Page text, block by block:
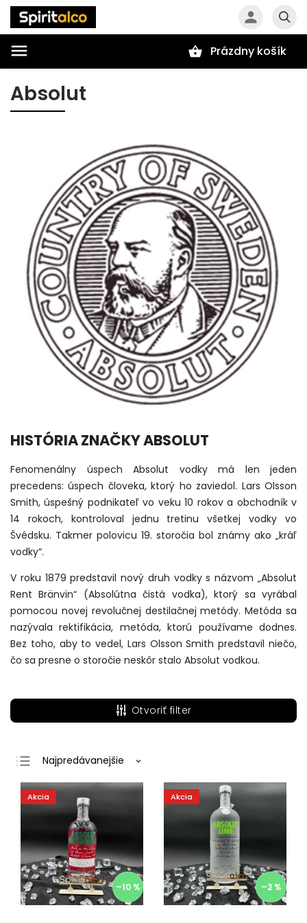
Prázdny košík
Absolut
HISTÓRIA ZNAČKY ABSOLUT
Fenomenálny úspech Absolut vodky má len jeden
precedens: úspech človeka, ktorý ho zaviedol. Lars Olsson
Smith, úspešný podnikateľ vo veku 10 rokov a obchodník v
14 rokoch, kontroloval jednu tretinu všetkej vodky vo
Švédsku. Takmer polovicu 19. storočia bol známy ako „kráľ
vodky“.
V roku 1879 predstavil nový druh vodky s názvom „Absolut
Rent Bränvin“ (Absolútna čistá vodka), ktorý sa vyrábal
pomocou novej revolučnej destilačnej metódy. Metóda sa
nazývala rektifikácia, metóda, ktorú používame dodnes.
Bez toho, aby to vedel, Lars Olsson Smith predstavil niečo,
čo sa presne o storočie neskôr stalo Absolut vodkou.
Otvoriť filter
Najpredávanejšie
Najlacnejšie
Najdrahšie
Abecedne
Akcia
–10 %
Akcia
–2 %